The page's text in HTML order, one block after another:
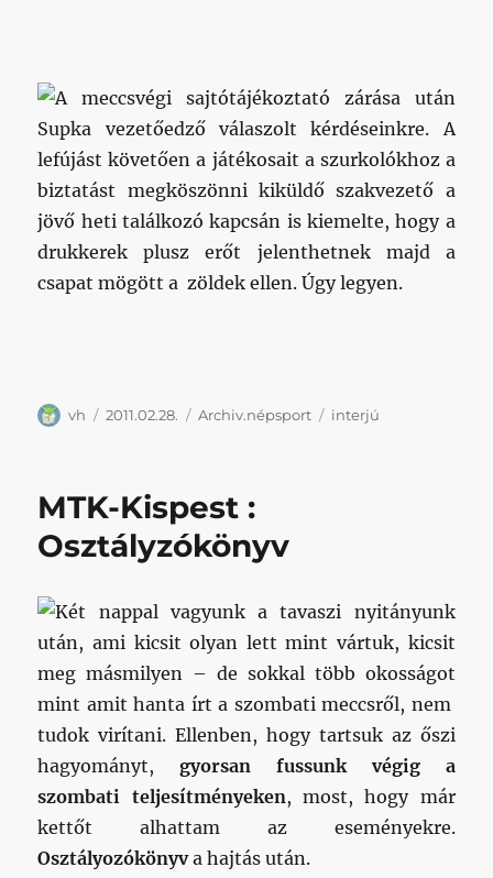
A meccsvégi sajtótájékoztató zárása után
Supka vezetőedző válaszolt kérdéseinkre. A
lefújást követően a játékosait a szurkolókhoz a
biztatást megköszönni kiküldő szakvezető a
jövő heti találkozó kapcsán is kiemelte, hogy a
drukkerek plusz erőt jelenthetnek majd a
csapat mögött a zöldek ellen. Úgy legyen.
Szerző
vh Közzétéve
2011.02.28. Kategória
Archiv.népsport Címke
interjú
MTK-Kispest :
Osztályzókönyv
Két nappal vagyunk a tavaszi nyitányunk
után, ami kicsit olyan lett mint vártuk, kicsit
meg másmilyen – de sokkal több okosságot
mint amit hanta írt a szombati meccsről, nem
tudok virítani. Ellenben, hogy tartsuk az őszi
hagyományt,gyorsan fussunk végig a
szombati teljesítményeken, most, hogy már
kettőt alhattam az eseményekre.
Osztályozókönyva hajtás után.